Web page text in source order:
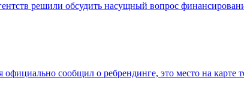
решили обсудить насущный вопрос
сообщил о ребрендинге, это место на карте